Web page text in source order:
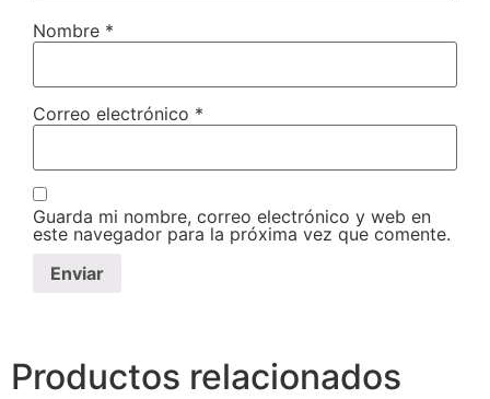
Nombre *
Correo electrónico *
Guarda mi nombre, correo electrónico y web en
este navegador para la próxima vez que comente.
Productos relacionados